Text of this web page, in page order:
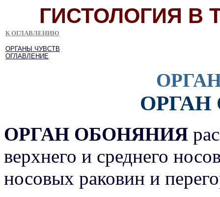
ГИСТОЛОГИЯ В
К ОГЛАВЛЕНИЮ
ОРГАНЫ ЧУВСТВ
ОГЛАВЛЕНИЕ
ОРГАН ОБОНЯНИЯ
верхнего и среднего
носовых раковин и